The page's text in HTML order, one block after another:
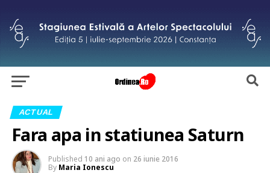
ACTUAL
Fara apa in statiunea Saturn
Published 10 ani ago on 26 iunie 2016
By Maria Ionescu